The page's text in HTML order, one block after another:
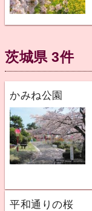
茨城県 3件
かみね公園
平和通りの桜